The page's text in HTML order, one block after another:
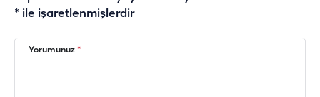
* ile işaretlenmişlerdir
Yorumunuz *